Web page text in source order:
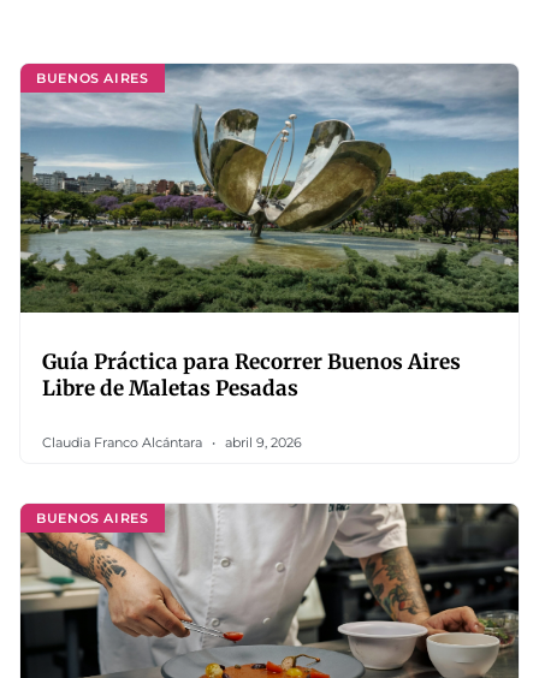
BUENOS AIRES
Guía Práctica para Recorrer Buenos Aires
Libre de Maletas Pesadas
Claudia Franco Alcántara abril 9, 2026
BUENOS AIRES